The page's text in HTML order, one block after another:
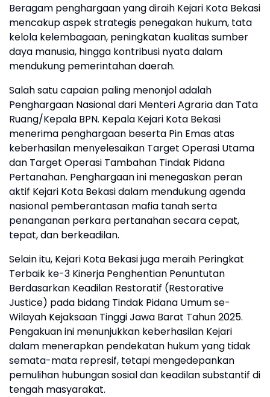
Beragam penghargaan yang diraih Kejari Kota Bekasi
mencakup aspek strategis penegakan hukum, tata
kelola kelembagaan, peningkatan kualitas sumber
daya manusia, hingga kontribusi nyata dalam
mendukung pemerintahan daerah.
Salah satu capaian paling menonjol adalah
Penghargaan Nasional dari Menteri Agraria dan Tata
Ruang/Kepala BPN. Kepala Kejari Kota Bekasi
menerima penghargaan beserta Pin Emas atas
keberhasilan menyelesaikan Target Operasi Utama
dan Target Operasi Tambahan Tindak Pidana
Pertanahan. Penghargaan ini menegaskan peran
aktif Kejari Kota Bekasi dalam mendukung agenda
nasional pemberantasan mafia tanah serta
penanganan perkara pertanahan secara cepat,
tepat, dan berkeadilan.
Selain itu, Kejari Kota Bekasi juga meraih Peringkat
Terbaik ke-3 Kinerja Penghentian Penuntutan
Berdasarkan Keadilan Restoratif (Restorative
Justice) pada bidang Tindak Pidana Umum se-
Wilayah Kejaksaan Tinggi Jawa Barat Tahun 2025.
Pengakuan ini menunjukkan keberhasilan Kejari
dalam menerapkan pendekatan hukum yang tidak
semata-mata represif, tetapi mengedepankan
pemulihan hubungan sosial dan keadilan substantif di
tengah masyarakat.